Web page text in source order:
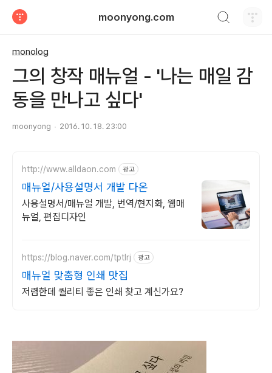
moonyong.com
monolog
그의 창작 매뉴얼 - '나는 매일 감
동을 만나고 싶다'
moonyong 2016. 10. 18. 23:00
http://www.alldaon.com 광고
매뉴얼/사용설명서 개발 다온
사용설명서/매뉴얼 개발, 번역/현지화, 웹매
뉴얼, 편집디자인
https://blog.naver.com/tptlrj 광고
매뉴얼 맞춤형 인쇄 맛집
저렴한데 퀄리티 좋은 인쇄 찾고 계신가요?